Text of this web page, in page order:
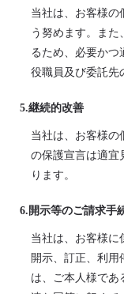
当社は、お客様の
う努めます。また
るため、必要かつ
役職員及び委託先
5.継続的改善
当社は、お客様の
の保護宣言は適宜
ります。
6.開示等のご請求手
当社は、お客様に
開示、訂正、利用
は、ご本人様であ